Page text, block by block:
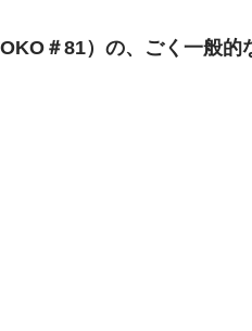
＃81）の、ごく一般的